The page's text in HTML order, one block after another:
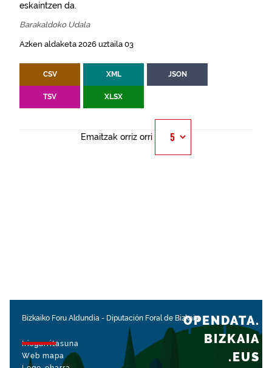
eskaintzen da.
Barakaldoko Udala
Azken aldaketa 2026 uztaila 03
CSV XML JSON
TSV XLSX
Emaitzak orriz orri
Bizkaiko Foru Aldundia - Diputación Foral de Bizkaia
Irisgarritasuna
Web mapa
OPENDATA.
BIZKAIA
.EUS